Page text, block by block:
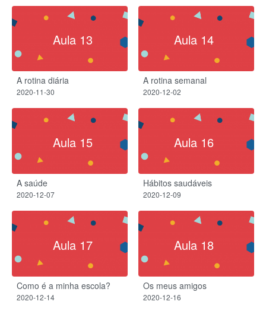
Aula 13
A rotina diária
2020-11-30
Aula 14
A rotina semanal
2020-12-02
Aula 15
A saúde
2020-12-07
Aula 16
Hábitos saudáveis
2020-12-09
Aula 17
Como é a minha escola?
2020-12-14
Aula 18
Os meus amigos
2020-12-16